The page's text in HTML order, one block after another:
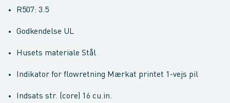
R507: 3.5
Godkendelse UL
Husets materiale Stål
Indikator for flowretning Mærkat printet 1-vejs pil
Indsats str. (core) 16 cu.in.